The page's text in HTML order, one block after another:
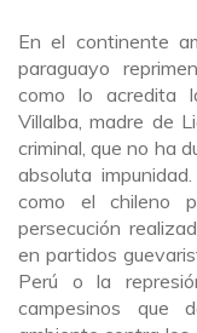
En el continente
paraguayo
como lo acredita
Villalba, madre de
criminal, que no ha
absoluta
como el chileno
persecución
en partidos
Perú o la
campesinos que